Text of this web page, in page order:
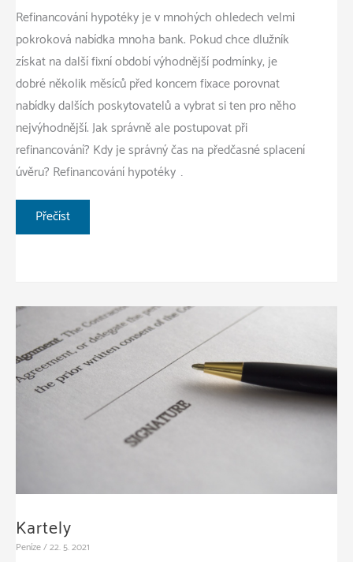
Refinancování hypotéky je v mnohých ohledech velmi
pokroková nabídka mnoha bank. Pokud chce dlužník
získat na další fixní období výhodnější podmínky, je
dobré několik měsíců před koncem fixace porovnat
nabídky dalších poskytovatelů a vybrat si ten pro něho
nejvýhodnější. Jak správně ale postupovat při
refinancování? Kdy je správný čas na předčasné splacení
úvěru? Refinancování hypotéky …
Kdy
nastane
na
refinancování
hypotéky?
Přečíst
Kartely
Peníze/22. 5. 2021